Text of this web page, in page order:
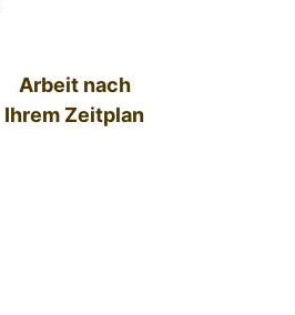
Arbeit nach
Ihrem Zeitplan